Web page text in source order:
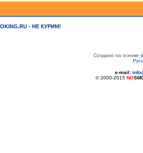
- НЕ КУРИМ!
Создано на основе
e-mail:
© 2000-2015 NO